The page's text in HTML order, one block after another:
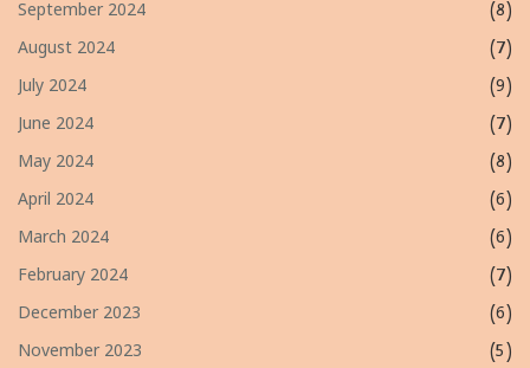
September 2024
(8)
August 2024
(7)
July 2024
(9)
June 2024
(7)
May 2024
(8)
April 2024
(6)
March 2024
(6)
February 2024
(7)
December 2023
(6)
November 2023
(5)